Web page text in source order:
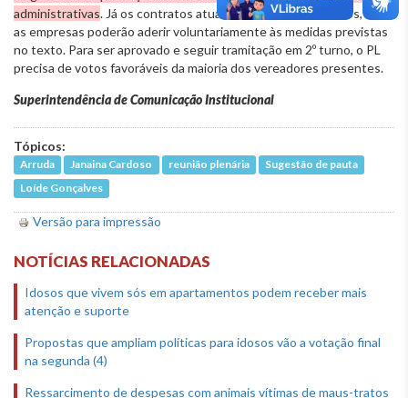
administrativas. Já os contratos atuais não serão modificados, mas
as empresas poderão aderir voluntariamente às medidas previstas
no texto. Para ser aprovado e seguir tramitação em 2º turno, o PL
precisa de votos favoráveis da maioria dos vereadores presentes.
Superintendência de Comunicação Institucional
Tópicos:
Arruda Janaina Cardoso reunião plenária
Sugestão de pauta
Loíde Gonçalves
Versão para impressão
NOTÍCIAS RELACIONADAS
Idosos que vivem sós em apartamentos podem receber mais
atenção e suporte
Propostas que ampliam políticas para idosos vão a votação final
na segunda (4)
Ressarcimento de despesas com animais vítimas de maus-tratos